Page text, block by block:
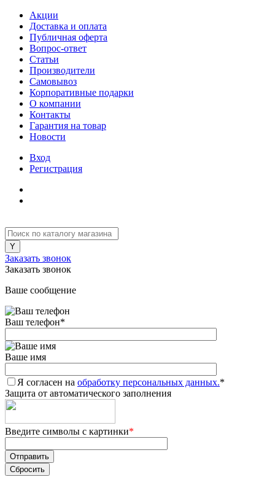
Акции
Доставка и оплата
Публичная оферта
Вопрос-ответ
Статьи
Производители
Самовывоз
Корпоративные подарки
О компании
Контакты
Гарантия на товар
Новости
Вход
Регистрация
Заказать звонок
Заказать звонок
Ваше сообщение
Ваш телефон*
Ваше имя
Я согласен на обработку персональных данных.*
Защита от автоматического заполнения
Введите символы с картинки*